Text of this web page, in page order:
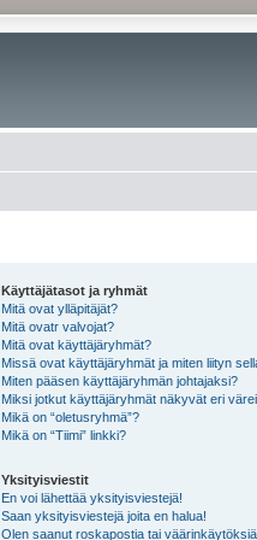
Käyttäjätasot ja ryhmät
Mitä ovat ylläpitäjät?
Mitä ovatr valvojat?
Mitä ovat käyttäjäryhmät?
Missä ovat käyttäjäryhmät ja miten liityn
Miten pääsen käyttäjäryhmän johtajaksi?
Miksi jotkut käyttäjäryhmät näkyvät eri
Mikä on “oletusryhmä”?
Mikä on “Tiimi” linkki?
Yksityisviestit
En voi lähettää yksityisviestejä!
Saan yksityisviestejä joita en halua!
Olen saanut roskapostia tai